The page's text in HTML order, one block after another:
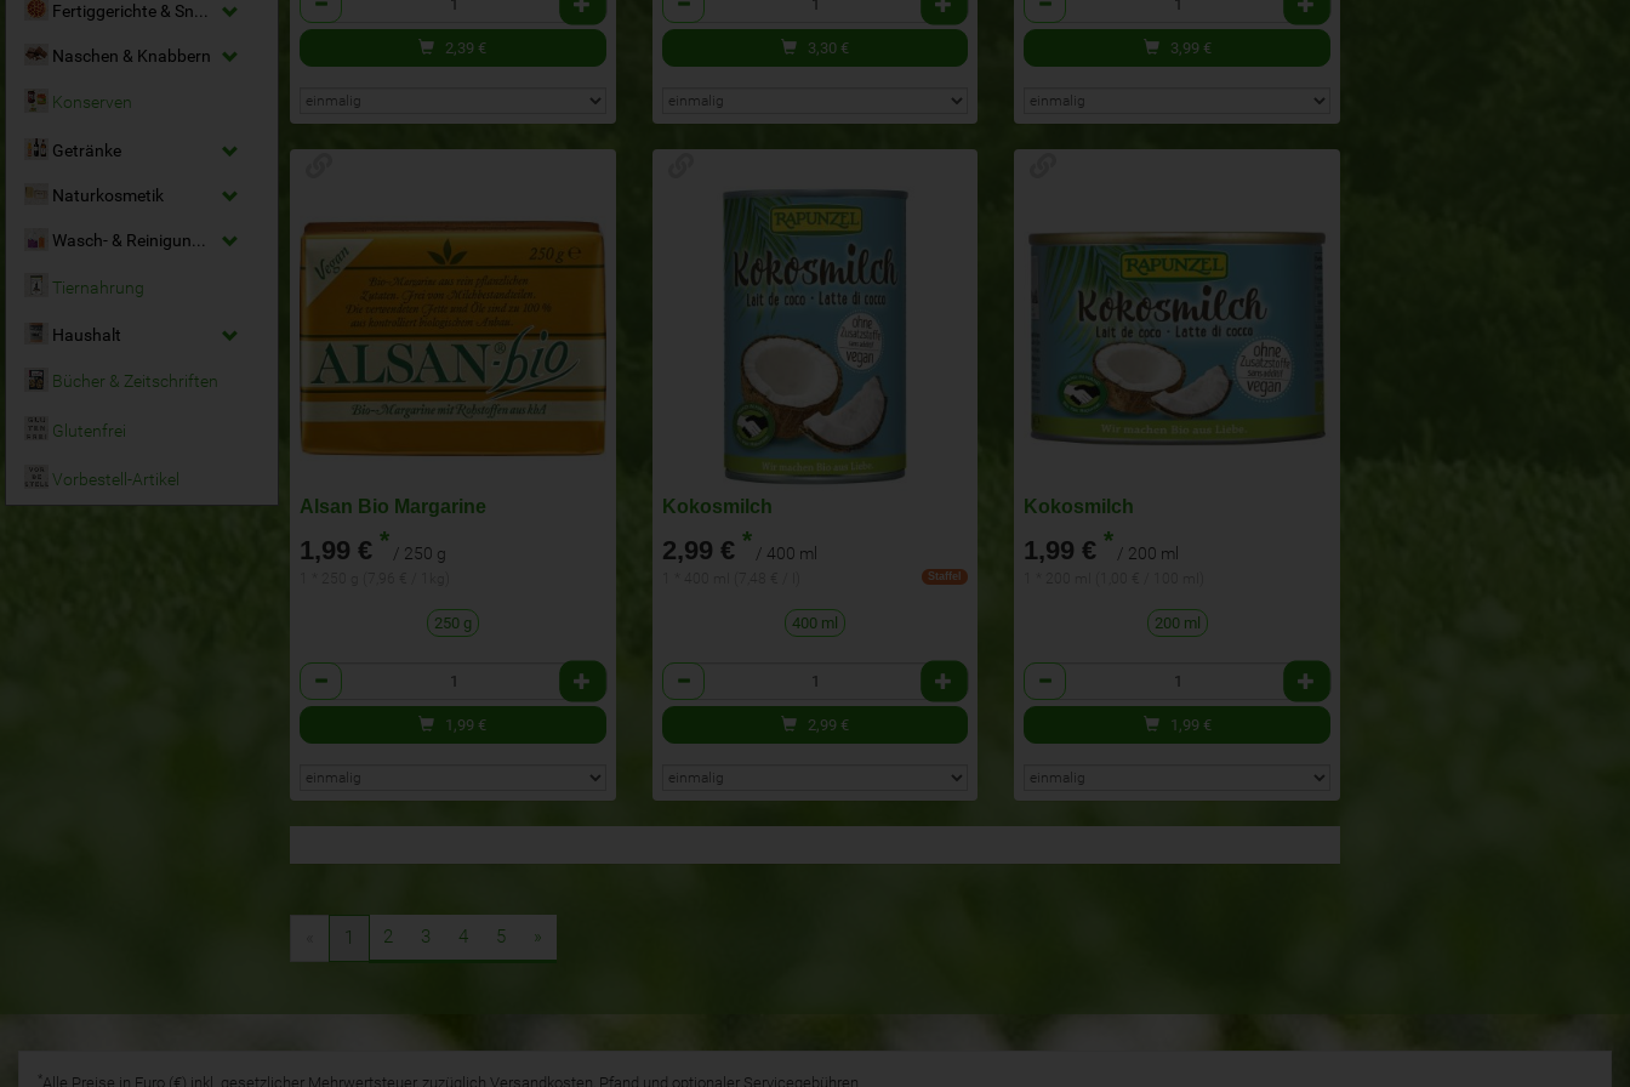
Fertiggerichte & Snacks
Naschen & Knabbern
Konserven
Getränke
Naturkosmetik
Wasch- & Reinigungsmittel
Tiernahrung
Haushalt
Bücher & Zeitschriften
Glutenfrei
Vorbestell-Artikel
2,39 € 3,30 € 3,99 €
Alsan Bio Margarine
1,99 € * / 250 g
250 g
Anzahl
1,99 €
Kokosmilch
2,99 € * / 400 ml
Staffel
400 ml
Anzahl
2,99 €
Kokosmilch
1,99 € * / 200 ml
200 ml
Anzahl
1,99 €
1 2 3 4 5 »
*Alle Preise in Euro (€) inkl. gesetzlicher Mehrwertsteuer, zuzüglich Versandkosten, Pfand und optionaler Servicegebühren.